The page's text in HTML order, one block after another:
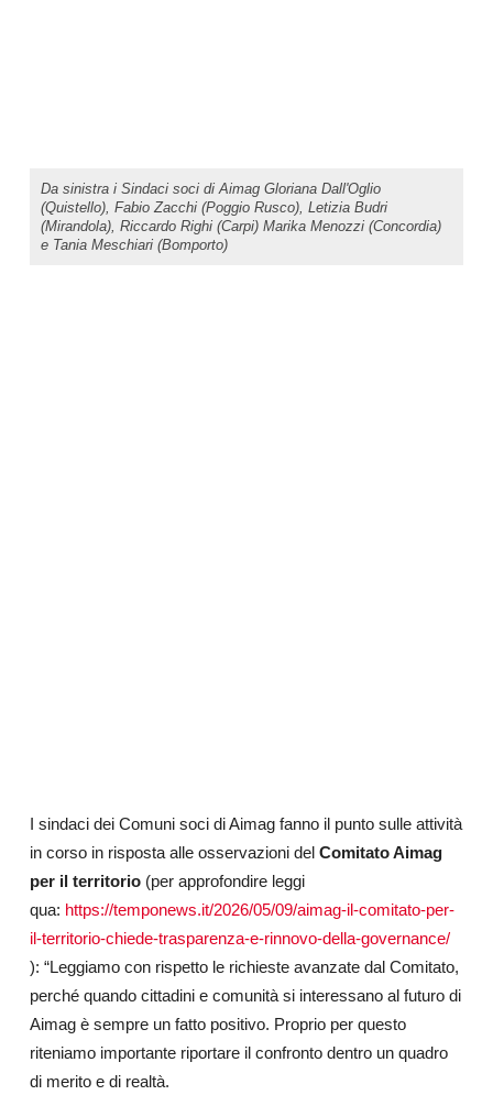
Da sinistra i Sindaci soci di Aimag Gloriana Dall'Oglio
(Quistello), Fabio Zacchi (Poggio Rusco), Letizia Budri
(Mirandola), Riccardo Righi (Carpi) Marika Menozzi (Concordia)
e Tania Meschiari (Bomporto)
I sindaci dei Comuni soci di Aimag fanno il punto sulle attività
in corso in risposta alle osservazioni del Comitato Aimag
per il territorio(per approfondire leggi
qua: https://temponews.it/2026/05/09/aimag-il-comitato-per-
il-territorio-chiede-trasparenza-e-rinnovo-della-governance/
): “Leggiamo con rispetto le richieste avanzate dal Comitato,
perché quando cittadini e comunità si interessano al futuro di
Aimag è sempre un fatto positivo. Proprio per questo
riteniamo importante riportare il confronto dentro un quadro
di merito e di realtà.